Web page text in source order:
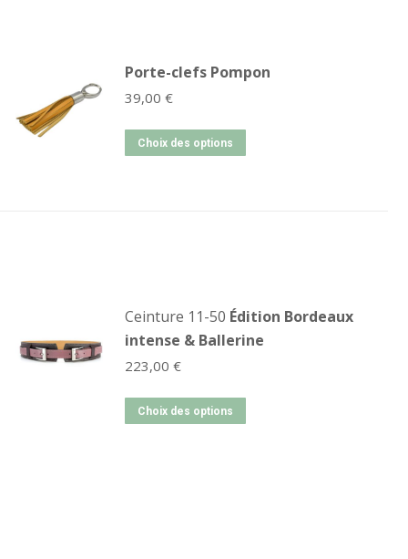
Porte-clefs Pompon
39,00 €
Choix des options
Ceinture 11-50 Édition Bordeaux
intense & Ballerine
223,00 €
Choix des options